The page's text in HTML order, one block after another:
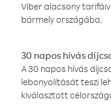
Viber alacsony
bármely országába.
30 napos hívás
A 30 napos hívás
lebonyolítását teszi
kiválasztott